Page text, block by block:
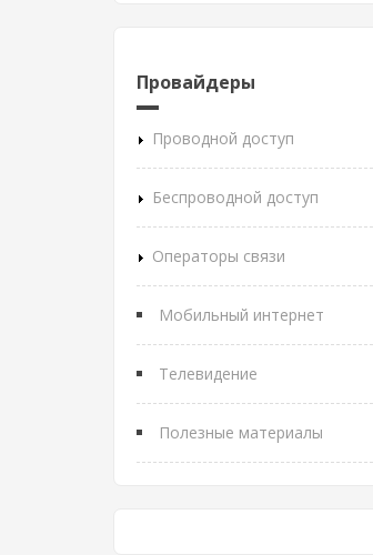
Провайдеры
Проводной доступ
Беспроводной доступ
Операторы связи
Мобильный интернет
Телевидение
Полезные материалы